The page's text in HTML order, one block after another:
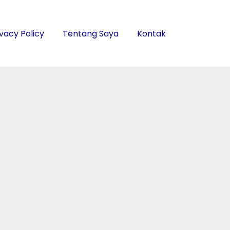
Policy Tentang Saya Kontak